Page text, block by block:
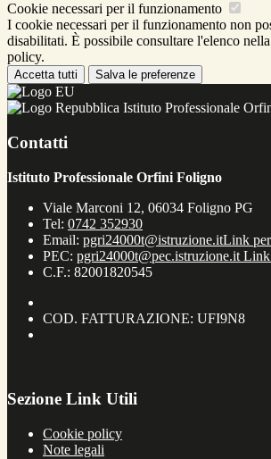
Cookie necessari per il funzionamento
I cookie necessari per il funzionamento non
disabilitati. È possibile consultare l'elenco
policy.
Accetta tutti Salva le preferenze
Istituto Professionale
Contatti
Istituto Professionale Orfini Foligno
Viale Marconi 12, 06034 Foligno PG
Tel: 0742 352930
Email: pgri24000t@istruzione.itLink
PEC: pgri24000t@pec.istruzione.it Link
C.F.: 82001820545
COD. FATTURAZIONE: UFI9N8
Sezione Link Utili
Cookie policy
Note legali